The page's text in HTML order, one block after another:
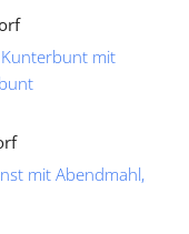
mit
mit Abendmahl,